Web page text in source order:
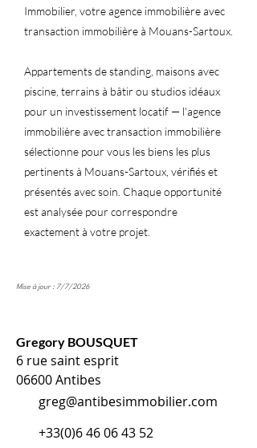
Immobilier, votre agence immobilière avec
transaction immobilière à Mouans-Sartoux.
Appartements de standing, maisons avec
piscine, terrains à bâtir ou studios idéaux
pour un investissement locatif — l'agence
immobilière avec transaction immobilière
sélectionne pour vous les biens les plus
pertinents à Mouans-Sartoux, vérifiés et
présentés avec soin. Chaque opportunité
est analysée pour correspondre
exactement à votre projet.
Mise à jour : 7/7/2026
Gregory BOUSQUET
6 rue saint esprit
06600 Antibes
greg@antibesimmobilier.com
+33(0)6 46 06 43 52